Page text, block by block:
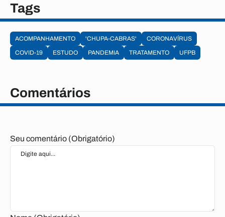
Tags
ACOMPANHAMENTO 'CHUPA-CABRAS'
CORONAVÍRUS
COVID-19
ESTUDO PANDEMIA TRATAMENTO UFPB
Comentários
Seu comentário (Obrigatório)